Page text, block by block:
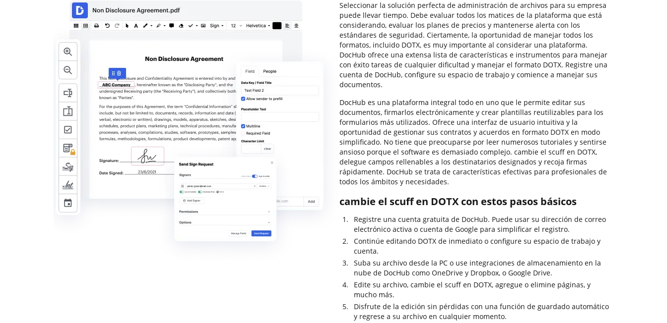
Seleccionar la solución perfecta de administración de archivos para su empresa
puede llevar tiempo. Debe evaluar todos los matices de la plataforma que está
considerando, evaluar los planes de precios y mantenerse alerta con los
estándares de seguridad. Ciertamente, la oportunidad de manejar todos los
formatos, incluido DOTX, es muy importante al considerar una plataforma.
DocHub ofrece una extensa lista de características e instrumentos para manejar
con éxito tareas de cualquier dificultad y manejar el formato DOTX. Registre una
cuenta de DocHub, configure su espacio de trabajo y comience a manejar sus
documentos.
DocHub es una plataforma integral todo en uno que le permite editar sus
documentos, firmarlos electrónicamente y crear plantillas reutilizables para los
formularios más utilizados. Ofrece una interfaz de usuario intuitiva y la
oportunidad de gestionar sus contratos y acuerdos en formato DOTX en modo
simplificado. No tiene que preocuparse por leer numerosos tutoriales y sentirse
ansioso porque el software es demasiado complejo. cambie el scuff en DOTX,
delegue campos rellenables a los destinatarios designados y recoja firmas
rápidamente. DocHub se trata de características efectivas para profesionales de
todos los ámbitos y necesidades.
cambie el scuff en DOTX con estos pasos básicos
Registre una cuenta gratuita de DocHub. Puede usar su dirección de correo
electrónico activa o cuenta de Google para simplificar el registro.
Continúe editando DOTX de inmediato o configure su espacio de trabajo y
cuenta.
Suba su archivo desde la PC o use integraciones de almacenamiento en la
nube de DocHub como OneDrive y Dropbox, o Google Drive.
Edite su archivo, cambie el scuff en DOTX, agregue o elimine páginas, y
mucho más.
Disfrute de la edición sin pérdidas con una función de guardado automático
y regrese a su archivo en cualquier momento.